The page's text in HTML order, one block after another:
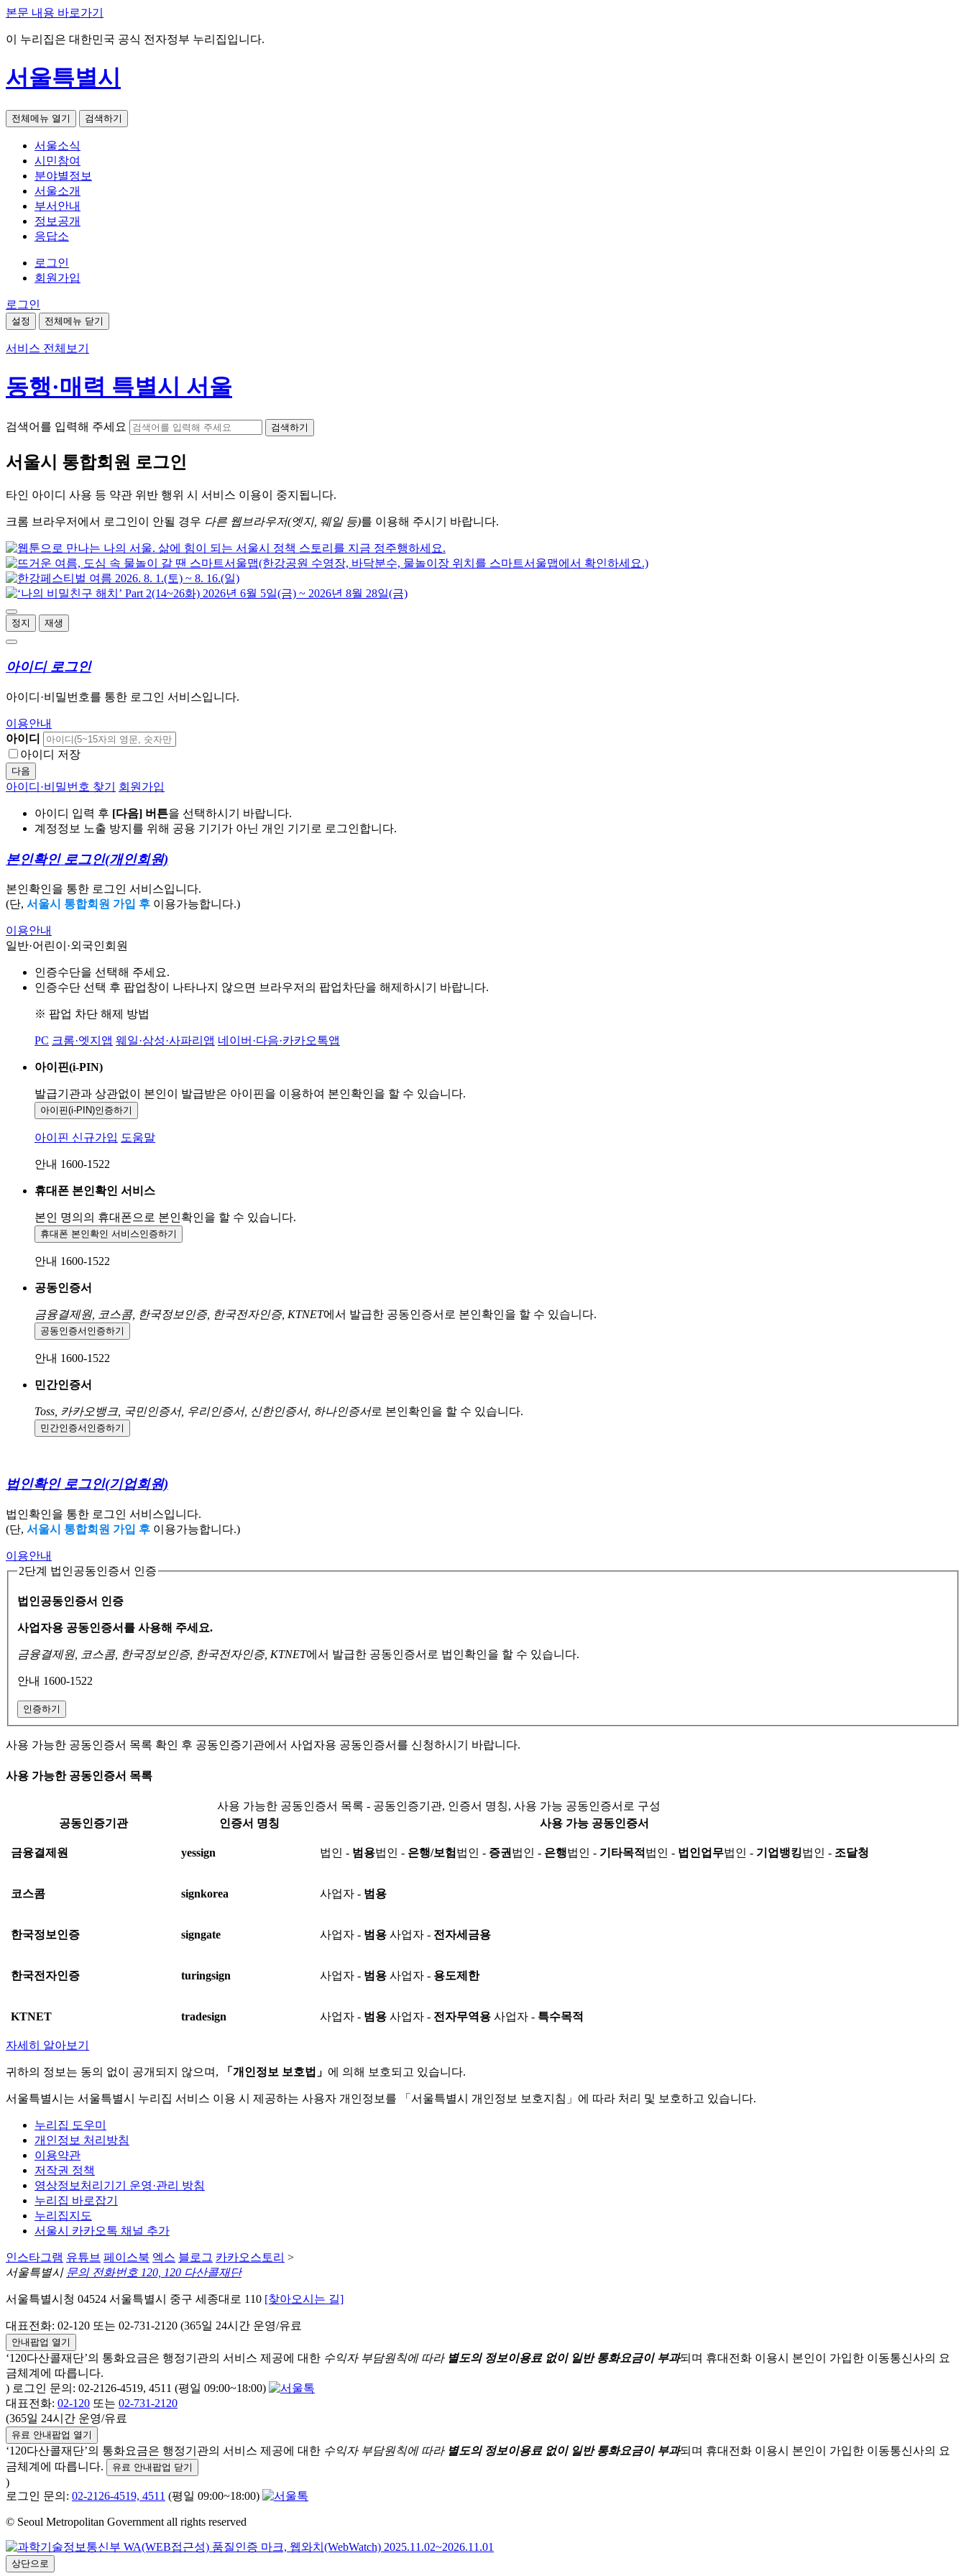
본문 내용 바로가기
이 누리집은 대한민국 공식 전자정부 누리집입니다.
서울특별시
전체메뉴 열기 검색하기
서울소식
시민참여
분야별정보
서울소개
부서안내
정보공개
응답소
로그인
회원가입
로그인
설정 전체메뉴 닫기
서비스 전체보기
동행·매력 특별시 서울
검색어를 입력해 주세요 검색하기
서울시 통합회원 로그인
타인 아이디 사용 등 약관 위반 행위 시 서비스 이용이 중지됩니다.
크롬 브라우저에서 로그인이 안될 경우 다른 웹브라우저(엣지, 웨일 등)를 이용해 주시기 바랍니다.
정지 재생
아이디 로그인
아이디·비밀번호를 통한 로그인 서비스입니다.
이용안내
아이디
아이디 저장
다음
아이디·비밀번호 찾기 회원가입
아이디 입력 후 [다음] 버튼을 선택하시기 바랍니다.
계정정보 노출 방지를 위해 공용 기기가 아닌 개인 기기로 로그인합니다.
본인확인 로그인(개인회원)
본인확인을 통한 로그인 서비스입니다.
(단, 서울시 통합회원 가입 후 이용가능합니다.)
이용안내
일반·어린이·외국인회원
인증수단을 선택해 주세요.
인증수단 선택 후 팝업창이 나타나지 않으면 브라우저의 팝업차단을 해제하시기 바랍니다.
※ 팝업 차단 해제 방법
PC 크롬·엣지앱 웨일·삼성·사파리앱 네이버·다음·카카오톡앱
아이핀(i-PIN)
발급기관과 상관없이 본인이 발급받은 아이핀을 이용하여 본인확인을 할 수 있습니다.
아이핀(i-PIN)인증하기
아이핀 신규가입 도움말
안내 1600-1522
휴대폰 본인확인 서비스
본인 명의의 휴대폰으로 본인확인을 할 수 있습니다.
휴대폰 본인확인 서비스인증하기
안내 1600-1522
공동인증서
금융결제원, 코스콤, 한국정보인증, 한국전자인증, KTNET에서 발급한 공동인증서로 본인확인을 할 수 있습니다.
공동인증서 인증하기
안내 1600-1522
민간인증서
Toss, 카카오뱅크, 국민인증서, 우리인증서, 신한인증서, 하나인증서로 본인확인을 할 수 있습니다.
민간인증서 인증하기
법인확인 로그인(기업회원)
법인확인을 통한 로그인 서비스입니다.
(단, 서울시 통합회원 가입 후 이용가능합니다.)
이용안내
2단계 법인공동인증서 인증
법인공동인증서 인증
사업자용 공동인증서를 사용해 주세요.
금융결제원, 코스콤, 한국정보인증, 한국전자인증, KTNET에서 발급한 공동인증서로 법인확인을 할 수 있습니다.
안내 1600-1522
인증하기
사용 가능한 공동인증서 목록 확인 후 공동인증기관에서 사업자용 공동인증서를 신청하시기 바랍니다.
사용 가능한 공동인증서 목록
사용 가능한 공동인증서 목록 - 공동인증기관, 인증서 명칭, 사용 가능 공동인증서로 구성
공동인증기관
인증서 명칭 사용 가능 공동인증서
금융결제원 yessign 법인 - 범용법인 - 은행/보험 법인 - 증권 법인 - 은행법인 - 기타목적 법인 - 법인업무법인 - 기업뱅킹법인 - 조달청
코스콤 signkorea 사업자 - 범용
한국정보인증 signgate 사업자 - 범용 사업자 - 전자세금용
한국전자인증 turingsign 사업자 - 범용 사업자 - 용도제한
KTNET tradesign 사업자 - 범용 사업자 - 전자무역용 사업자 - 특수목적
자세히 알아보기
귀하의 정보는 동의 없이 공개되지 않으며, 「개인정보 보호법」 에 의해 보호되고 있습니다.
서울특별시는 서울특별시 누리집 서비스 이용 시 제공하는 사용자 개인정보를 「서울특별시 개인정보 보호지침」에 따라 처리 및 보호하고 있습니다.
누리집 도우미
개인정보 처리방침
이용약관
저작권 정책
영상정보처리기기 운영·관리 방침
누리집 바로잡기
누리집지도
서울시 카카오톡 채널 추가
인스타그램 유튜브 페이스북 엑스 블로그 카카오스토리 >
서울특별시 문의 전화번호 120, 120 다산콜재단
서울특별시청 04524 서울특별시 중구 세종대로 110 [찾아오시는 길]
대표전화: 02-120 또는 02-731-2120 (365일 24시간 운영/유료
안내팝업 열기
‘120다산콜재단’의 통화요금은 행정기관의 서비스 제공에 대한 수익자 부담원칙에 따라 별도의 정보이용료 없이 일반 통화요금이 부과되며 휴대전화 이용시 본인이 가입한 이동통신사의 요
금체계에 따릅니다.
) 로그인 문의: 02-2126-4519, 4511 (평일 09:00~18:00)
대표전화: 02-120 또는 02-731-2120
(365일 24시간 운영/유료
유료 안내팝업 열기
‘120다산콜재단’의 통화요금은 행정기관의 서비스 제공에 대한 수익자 부담원칙에 따라 별도의 정보이용료 없이 일반 통화요금이 부과되며 휴대전화 이용시 본인이 가입한 이동통신사의 요
금체계에 따릅니다.
유료 안내팝업 닫기
)
로그인 문의: 02-2126-4519, 4511 (평일 09:00~18:00)
© Seoul Metropolitan Government all rights reserved
상단으로